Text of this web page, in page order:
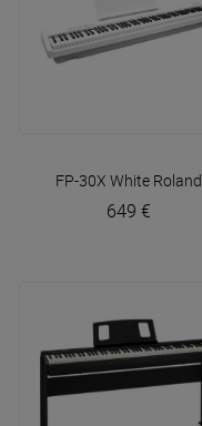
FP-30X White Roland
649 €